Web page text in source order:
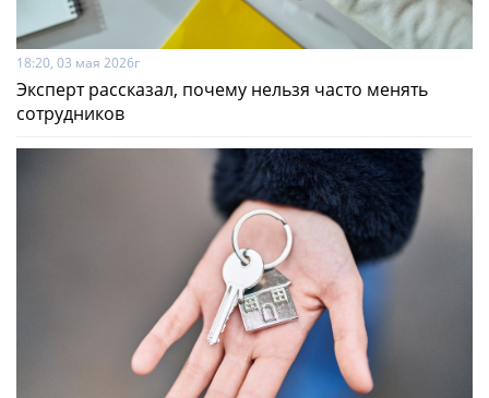
18:20, 03 мая 2026г
Эксперт рассказал, почему нельзя часто менять
сотрудников